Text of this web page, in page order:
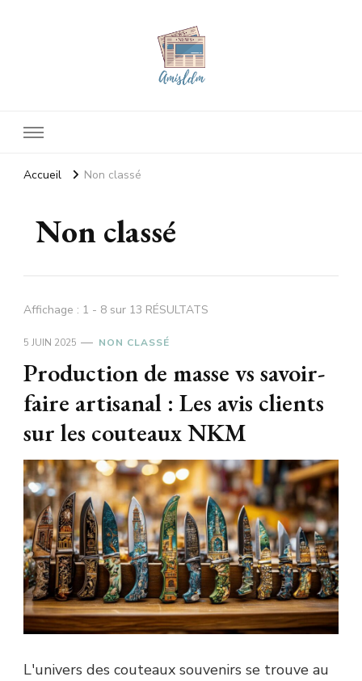
Accueil Non classé
Non classé
Affichage : 1 - 8 sur 13 RÉSULTATS
5 JUIN 2025 NON CLASSÉ
Production de masse vs savoir-
faire artisanal : Les avis clients
sur les couteaux NKM
L'univers des couteaux souvenirs se trouve au